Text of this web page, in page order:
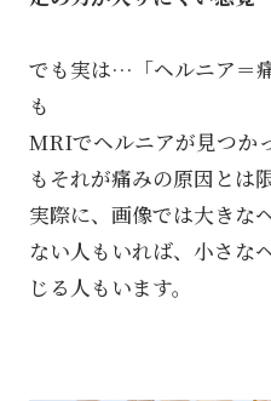
でも実は…「ヘルニア＝
も
MRIでヘルニアが見つか
もそれが痛みの原因とは
実際に、画像では大きな
ない人もいれば、小さな
じる人もいます。